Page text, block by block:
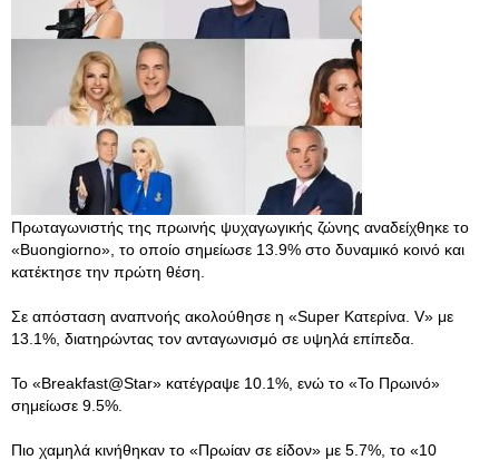
Πρωταγωνιστής της πρωινής ψυχαγωγικής ζώνης αναδείχθηκε το
«Buongiorno», το οποίο σημείωσε 13.9% στο δυναμικό κοινό και
κατέκτησε την πρώτη θέση.
Σε απόσταση αναπνοής ακολούθησε η «Super Κατερίνα. V» με
13.1%, διατηρώντας τον ανταγωνισμό σε υψηλά επίπεδα.
Το «Breakfast@Star» κατέγραψε 10.1%, ενώ το «Το Πρωινό»
σημείωσε 9.5%.
Πιο χαμηλά κινήθηκαν το «Πρωίαν σε είδον» με 5.7%, το «10